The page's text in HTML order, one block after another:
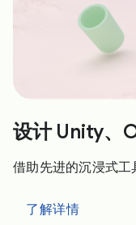
设计 Unity、
借助先进的沉浸式工
了解详情